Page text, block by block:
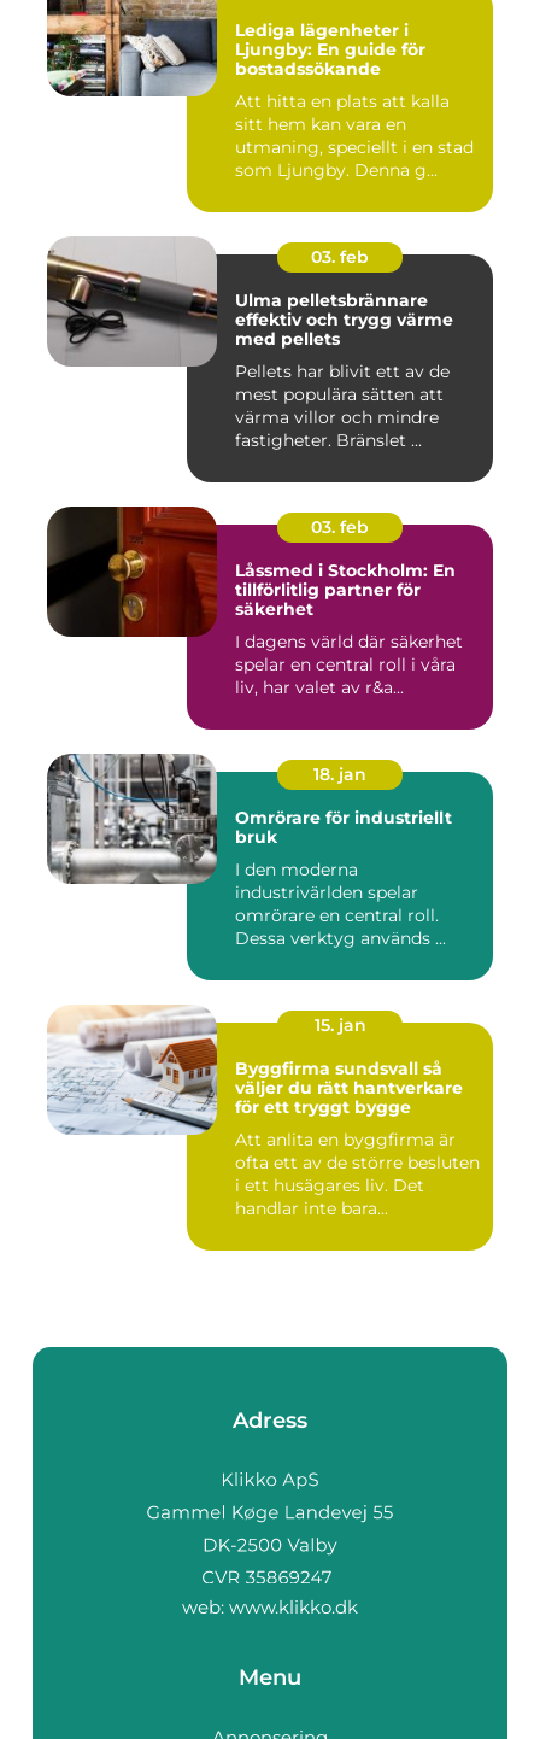
Lediga lägenheter i
Ljungby: En guide för
bostadssökande
Att hitta en plats att kalla
sitt hem kan vara en
utmaning, speciellt i en stad
som Ljungby. Denna g...
03. feb
Ulma pelletsbrännare
effektiv och trygg värme
med pellets
Pellets har blivit ett av de
mest populära sätten att
värma villor och mindre
fastigheter. Bränslet ...
03. feb
Låssmed i Stockholm: En
tillförlitlig partner för
säkerhet
I dagens värld där säkerhet
spelar en central roll i våra
liv, har valet av r&a...
18. jan
Omrörare för industriellt
bruk
I den moderna
industrivärlden spelar
omrörare en central roll.
Dessa verktyg används ...
15. jan
Byggfirma sundsvall så
väljer du rätt hantverkare
för ett tryggt bygge
Att anlita en byggfirma är
ofta ett av de större besluten
i ett husägares liv. Det
handlar inte bara...
Adress
web: www.klikko.dk
Menu